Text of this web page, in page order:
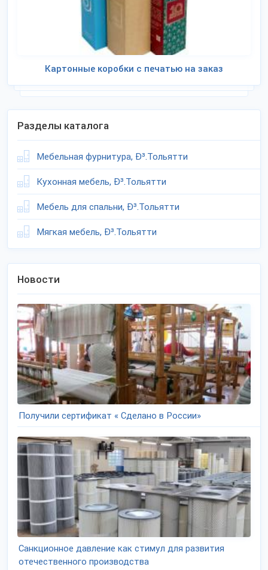
Картонные коробки с печатью на заказ
Разделы каталога
Мебельная фурнитура, Ð³.Тольятти
Кухонная мебель, Ð³.Тольятти
Мебель для спальни, Ð³.Тольятти
Мягкая мебель, Ð³.Тольятти
Новости
Получили сертификат « Сделано в России»
Санкционное давление как стимул для развития
отечественного производства